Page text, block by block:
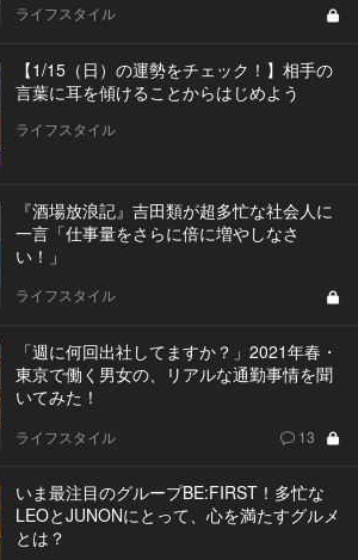
ライフスタイル
【1/15（日）の運勢をチェック！】相手の
言葉に耳を傾けることからはじめよう
ライフスタイル
『酒場放浪記』吉田類が超多忙な社会人に
一言「仕事量をさらに倍に増やしなさ
い！」
ライフスタイル
「週に何回出社してますか？」2021年春・
東京で働く男女の、リアルな通勤事情を聞
いてみた！
ライフスタイル 13
いま最注目のグループBE:FIRST！多忙な
LEOとJUNONにとって、心を満たすグルメ
とは？